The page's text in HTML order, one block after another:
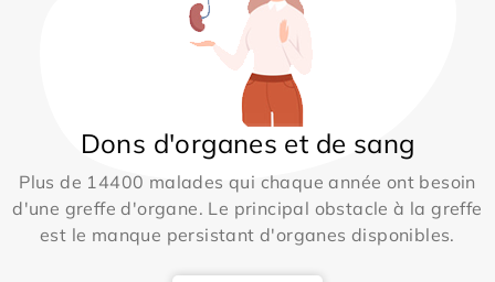
Dons d'organes et de sang
Plus de 14400 malades qui chaque année ont besoin
d'une greffe d'organe. Le principal obstacle à la greffe
est le manque persistant d'organes disponibles.